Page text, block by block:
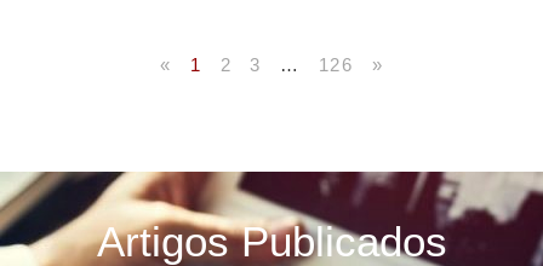
« 1 2 3 … 126 »
Artigos Publicados